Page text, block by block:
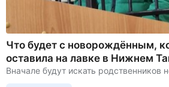
Что будет с новорождённым,
оставила на лавке в Нижнем
Вначале будут искать родственников